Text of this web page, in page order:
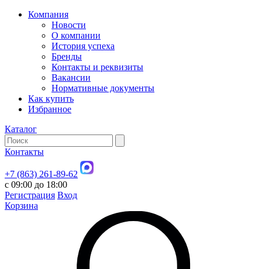
Компания
Новости
О компании
История успеха
Бренды
Контакты и реквизиты
Вакансии
Нормативные документы
Как купить
Избранное
Каталог
Контакты
+7 (863) 261-89-62
с 09:00 до 18:00
Регистрация Вход
Корзина